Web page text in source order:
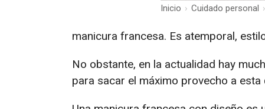
Inicio › Cuidado personal ›
manicura francesa. Es atemporal,
No obstante, en la actualidad hay
para sacar el máximo provecho a esta